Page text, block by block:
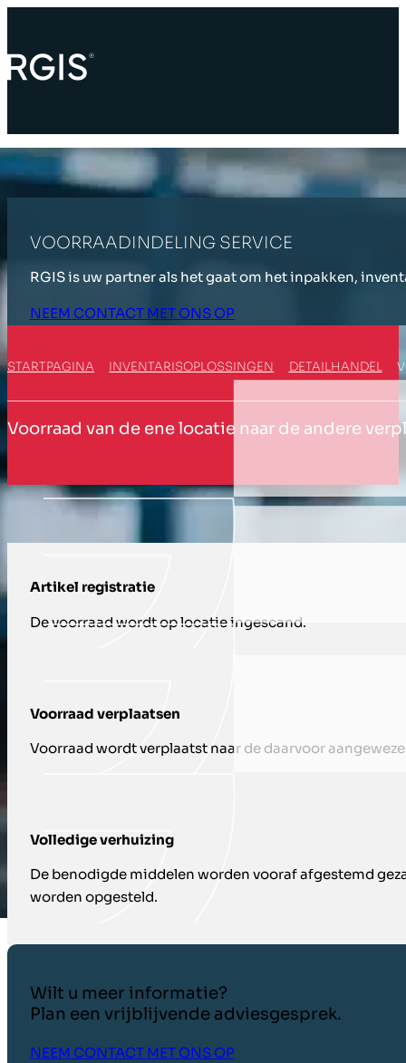
VOORRAADINDELING SERVICE
RGIS is uw partner als het gaat om het inpakken,
NEEM CONTACT MET ONS OP
STARTPAGINA INVENTARISOPLOSSINGEN DETAILHANDEL
Voorraad van de ene locatie naar de andere
HOE WIJ U ONDERSTEUNEN MET
Artikel registratie
De voorraad wordt op locatie ingescand.
Voorraad verplaatsen
Voorraad wordt verplaatst naar de daarvoor
Volledige verhuizing
De benodigde middelen worden vooraf afgestemd
worden opgesteld.
Wilt u meer informatie?
Plan een vrijblijvende adviesgesprek.
NEEM CONTACT MET ONS OP